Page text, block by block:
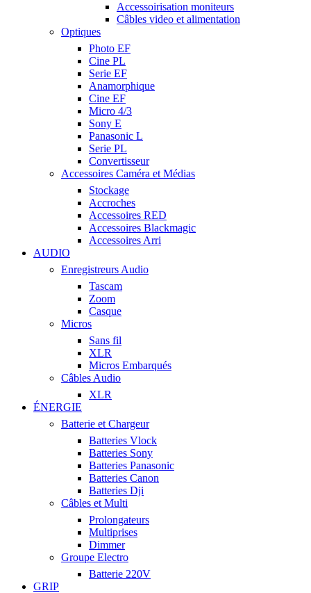
Accessoirisation moniteurs
Câbles video et alimentation
Optiques
Photo EF
Cine PL
Serie EF
Anamorphique
Cine EF
Micro 4/3
Sony E
Panasonic L
Serie PL
Convertisseur
Accessoires Caméra et Médias
Stockage
Accroches
Accessoires RED
Accessoires Blackmagic
Accessoires Arri
AUDIO
Enregistreurs Audio
Tascam
Zoom
Casque
Micros
Sans fil
XLR
Micros Embarqués
Câbles Audio
XLR
ÉNERGIE
Batterie et Chargeur
Batteries Vlock
Batteries Sony
Batteries Panasonic
Batteries Canon
Batteries Dji
Câbles et Multi
Prolongateurs
Multiprises
Dimmer
Groupe Electro
Batterie 220V
GRIP